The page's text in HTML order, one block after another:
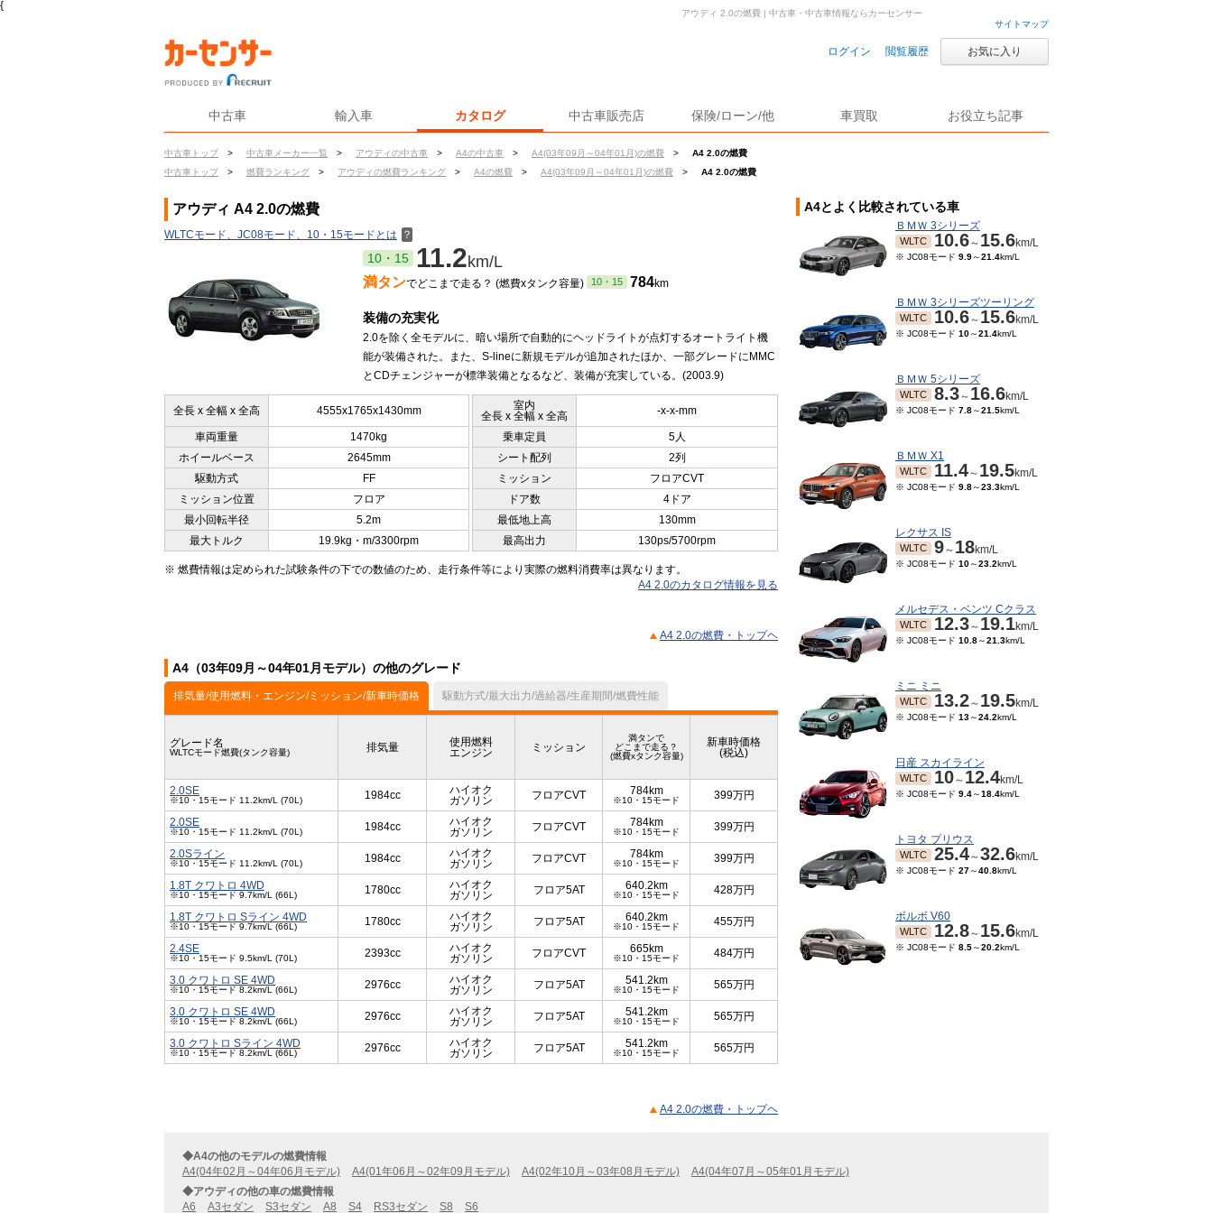
{
サイトマップ
ログイン 閲覧履歴 お気に入り
中古車 輸入車 カタログ 中古車販売店 保険/ローン/他 車買取 お役立ち記事
中古車トップ > 中古車メーカー一覧 > アウディの中古車 > A4の中古車 > A4(03年09月～04年01月)の燃費 >
A4 2.0の燃費
中古車トップ
> 燃費ランキング > アウディの燃費ランキング > A4の燃費 > A4(03年09月～04年01月)の燃費 > A4 2.0の燃費
アウディ 2.0の燃費 | 中古車・中古車情報ならカーセンサー
アウディ A4 2.0の燃費
WLTCモード、JC08モード、10・15モードとは ？
10・15 11.2km/L
満タンでどこまで走る？ (燃費xタンク容量) 10・15 784km
装備の充実化
2.0を除く全モデルに、暗い場所で自動的にヘッドライトが点灯するオートライト機
能が装備された。また、S-lineに新規モデルが追加されたほか、一部グレードにMMC
とCDチェンジャーが標準装備となるなど、装備が充実している。(2003.9)
全長 x 全幅 x 全高 4555x1765x1430mm
室内
全長 x 全幅 x 全高
-x-x-mm
車両重量 1470kg 乗車定員
5人
ホイールベース
2645mm シート配列
2列
駆動方式
FF ミッション
フロアCVT
ミッション位置
フロア ドア数
4ドア
最小回転半径
5.2m 最低地上高
130mm
最大トルク
19.9kg・m/3300rpm 最高出力 130ps/5700rpm
※ 燃費情報は定められた試験条件の下での数値のため、走行条件等により実際の燃料消費率は異なります。
A4 2.0のカタログ情報を見る
A4 2.0の燃費・トップヘ
A4（03年09月～04年01月モデル）の他のグレード
排気量/使用燃料・エンジン/ミッション/新車時価格 駆動方式/最大出力/過給器/生産期間/燃費性能
グレード名
WLTCモード燃費(タンク容量) 排気量
使用燃料
エンジン
ミッション
満タンで
どこまで走る？
(燃費xタンク容量)
新車時価格
(税込)
2.0SE
※10・15モード 11.2km/L (70L) 1984cc
ハイオク
ガソリン
フロアCVT 784km
※10・15モード 399万円
2.0SE
※10・15モード 11.2km/L (70L) 1984cc
ハイオク
ガソリン
フロアCVT 784km
※10・15モード 399万円
2.0Sライン
※10・15モード 11.2km/L (70L) 1984cc
ハイオク
ガソリン
フロアCVT 784km
※10・15モード 399万円
1.8T クワトロ 4WD
※10・15モード 9.7km/L (66L) 1780cc
ハイオク
ガソリン
フロア5AT 640.2km
※10・15モード 428万円
1.8T クワトロ Sライン 4WD
※10・15モード 9.7km/L (66L) 1780cc
ハイオク
ガソリン
フロア5AT 640.2km
※10・15モード 455万円
2.4SE
※10・15モード 9.5km/L (70L) 2393cc
ハイオク
ガソリン
フロアCVT 665km
※10・15モード 484万円
3.0 クワトロ SE 4WD
※10・15モード 8.2km/L (66L) 2976cc
ハイオク
ガソリン
フロア5AT 541.2km
※10・15モード 565万円
3.0 クワトロ SE 4WD
※10・15モード 8.2km/L (66L) 2976cc
ハイオク
ガソリン
フロア5AT 541.2km
※10・15モード 565万円
3.0 クワトロ Sライン 4WD
※10・15モード 8.2km/L (66L) 2976cc
ハイオク
ガソリン
フロア5AT 541.2km
※10・15モード 565万円
A4 2.0の燃費・トップヘ
A4とよく比較されている車
ＢＭＷ 3シリーズ
WLTC 10.6～ 15.6km/L
※ JC08モード 9.9～21.4km/L
ＢＭＷ 3シリーズツーリング
WLTC 10.6～ 15.6km/L
※ JC08モード 10～21.4km/L
ＢＭＷ 5シリーズ
WLTC 8.3～ 16.6km/L
※ JC08モード 7.8～21.5km/L
ＢＭＷ X1
WLTC 11.4～ 19.5km/L
※ JC08モード 9.8～23.3km/L
レクサス IS
WLTC 9～ 18km/L
※ JC08モード 10～23.2km/L
メルセデス・ベンツ Cクラス
WLTC 12.3～ 19.1km/L
※ JC08モード 10.8～21.3km/L
ミニ ミニ
WLTC 13.2～ 19.5km/L
※ JC08モード 13～24.2km/L
日産 スカイライン
WLTC 10～ 12.4km/L
※ JC08モード 9.4～18.4km/L
トヨタ プリウス
WLTC 25.4～32.6km/L
※ JC08モード 27～40.8km/L
ボルボ V60
WLTC 12.8～ 15.6km/L
※ JC08モード 8.5～20.2km/L
◆A4の他のモデルの燃費情報
A4(04年02月～04年06月モデル)
A4(01年06月～02年09月モデル) A4(02年10月～03年08月モデル)
A4(04年07月～05年01月モデル)
◆アウディの他の車の燃費情報
A6
A3セダン S3セダン A8 S4 RS3セダン S8 S6